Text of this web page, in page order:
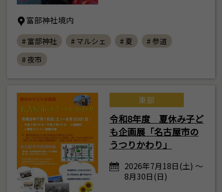
富部神社境内
# 富部神社 # マルシェ # 夏
# 参道
# 夜市
東部
令和8年度 夏休み子ど
も企画展「名古屋市の
うつりかわり」
2026年7月18日(土) ～
8月30日(日)